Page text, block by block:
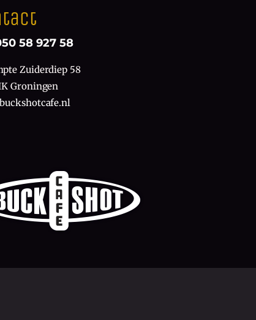
58 927 58
Zuiderdiep 58
Groningen